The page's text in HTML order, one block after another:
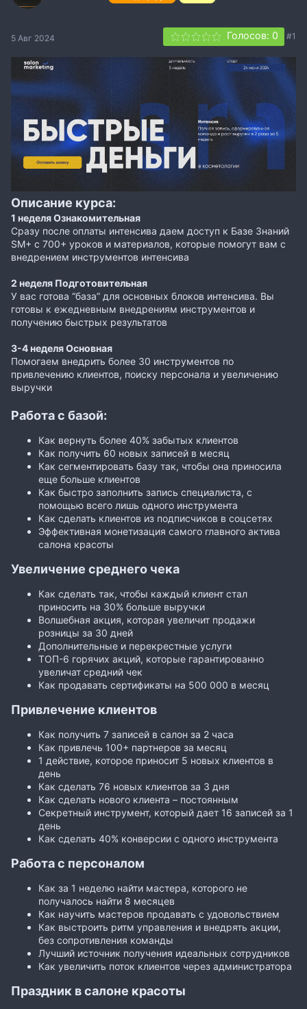
5 Авг 2024 Голосов: 0 #1
Описание курса:
1 неделя Ознакомительная
Сразу после оплаты интенсива даем доступ к Базе Знаний
SM+ с 700+ уроков и материалов, которые помогут вам с
внедрением инструментов интенсива
2 неделя Подготовительная
У вас готова “база” для основных блоков интенсива. Вы
готовы к ежедневным внедрениям инструментов и
получению быстрых результатов
3-4 неделя Основная
Помогаем внедрить более 30 инструментов по
привлечению клиентов, поиску персонала и увеличению
выручки
Работа с базой:
Как вернуть более 40% забытых клиентов
Как получить 60 новых записей в месяц
Как сегментировать базу так, чтобы она приносила
еще больше клиентов
Как быстро заполнить запись специалиста, с
помощью всего лишь одного инструмента
Как сделать клиентов из подписчиков в соцсетях
Эффективная монетизация самого главного актива
салона красоты
Увеличение среднего чека
Как сделать так, чтобы каждый клиент стал
приносить на 30% больше выручки
Волшебная акция, которая увеличит продажи
розницы за 30 дней
Дополнительные и перекрестные услуги
ТОП-6 горячих акций, которые гарантированно
увеличат средний чек
Как продавать сертификаты на 500 000 в месяц
Привлечение клиентов
Как получить 7 записей в салон за 2 часа
Как привлечь 100+ партнеров за месяц
1 действие, которое приносит 5 новых клиентов в
день
Как сделать 76 новых клиентов за 3 дня
Как сделать нового клиента – постоянным
Секретный инструмент, который дает 16 записей за 1
день
Как сделать 40% конверсии с одного инструмента
Работа с персоналом
Как за 1 неделю найти мастера, которого не
получалось найти 8 месяцев
Как научить мастеров продавать с удовольствием
Как выстроить ритм управления и внедрять акции,
без сопротивления команды
Лучший источник получения идеальных сотрудников
Как увеличить поток клиентов через администратора
Праздник в салоне красоты